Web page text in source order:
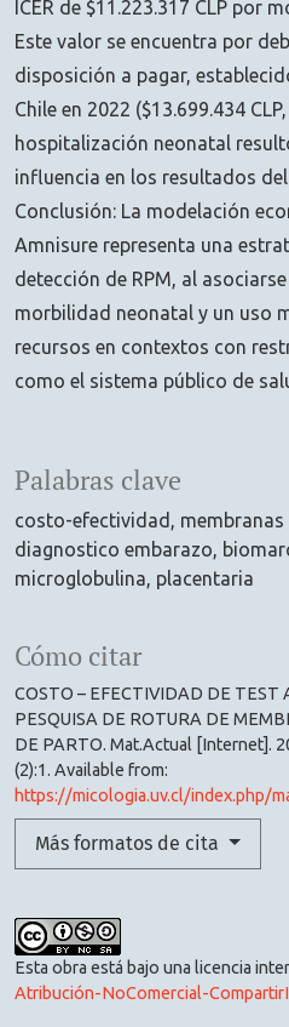
Palabras clave
costo-efectividad membranas
diagnostico embarazo
microglobulina placentaria
Cómo citar
COSTO – EFECTIVIDAD DE TEST
PESQUISA DE ROTURA DE
DE PARTO. Mat.Actual [Internet].
(2):1. Available from:
https://micologia.uv.cl/index.php/
Más formatos de cita
ICER de $11.223.317 CLP por
Este valor se encuentra por
disposición a pagar,
Chile en 2022 ($13.699.434
hospitalización neonatal
influencia en los resultados
Conclusión: La modelación
Amnisure representa una
detección de RPM, al
morbilidad neonatal y un uso
recursos en contextos con
como el sistema público de
Esta obra está bajo una licencia
Atribución-NoComercial-